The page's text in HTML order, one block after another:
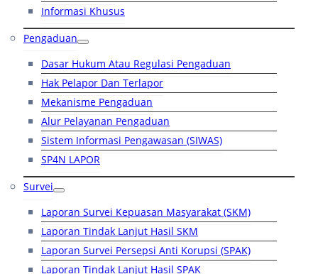
Informasi Khusus
Pengaduan
Dasar Hukum Atau Regulasi Pengaduan
Hak Pelapor Dan Terlapor
Mekanisme Pengaduan
Alur Pelayanan Pengaduan
Sistem Informasi Pengawasan (SIWAS)
SP4N LAPOR
Survei
Laporan Survei Kepuasan Masyarakat (SKM)
Laporan Tindak Lanjut Hasil SKM
Laporan Survei Persepsi Anti Korupsi (SPAK)
Laporan Tindak Lanjut Hasil SPAK